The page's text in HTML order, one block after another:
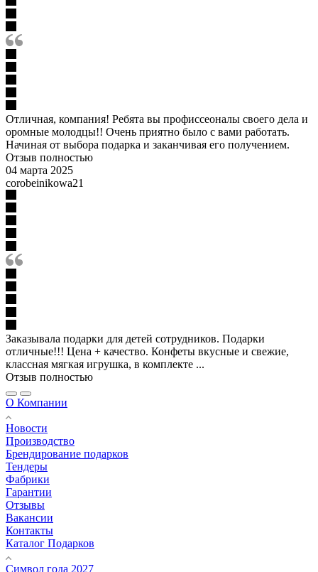
Отличная, компания! Ребята вы профиссеоналы своего дела и
оромные молодцы!! Очень приятно было с вами работать.
Начиная от выбора подарка и заканчивая его получением.
Отзыв полностью
04 марта 2025
corobeinikowa21
Заказывала подарки для детей сотрудников. Подарки
отличные!!! Цена + качество. Конфеты вкусные и свежие,
классная мягкая игрушка, в комплекте ...
Отзыв полностью
О Компании
Новости
Производство
Брендирование подарков
Тендеры
Фабрики
Гарантии
Отзывы
Вакансии
Контакты
Каталог Подарков
Символ года 2027